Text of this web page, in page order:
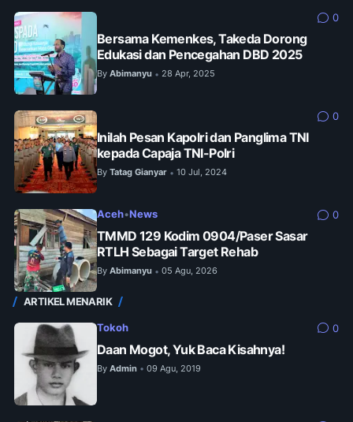
0
Bersama Kemenkes, Takeda Dorong
Edukasi dan Pencegahan DBD 2025
By Abimanyu • 28 Apr, 2025
0
Inilah Pesan Kapolri dan Panglima TNI
kepada Capaja TNI-Polri
By Tatag Gianyar • 10 Jul, 2024
Aceh•News 0
TMMD 129 Kodim 0904/Paser Sasar
RTLH Sebagai Target Rehab
By Abimanyu • 05 Agu, 2026
ARTIKEL MENARIK
Tokoh 0
Daan Mogot, Yuk Baca Kisahnya!
By Admin • 09 Agu, 2019